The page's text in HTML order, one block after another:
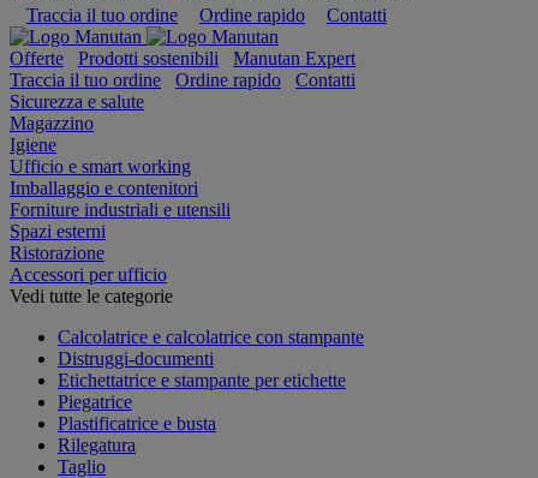
Traccia il tuo ordine
Ordine rapido Contatti
Offerte Prodotti sostenibili
Manutan Expert
Traccia il tuo ordine
Ordine rapido
Contatti
Sicurezza e salute
Magazzino
Igiene
Ufficio e smart working
Imballaggio e contenitori
Forniture industriali e utensili
Spazi esterni
Ristorazione
Accessori per ufficio
Vedi tutte le categorie
Calcolatrice e calcolatrice con stampante
Distruggi-documenti
Etichettatrice e stampante per etichette
Piegatrice
Plastificatrice e busta
Rilegatura
Taglio